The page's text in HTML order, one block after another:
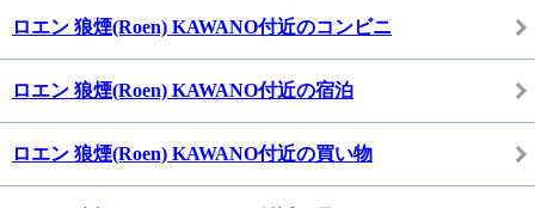
ロエン 狼煙(Roen) KAWANO付近のコンビニ
ロエン 狼煙(Roen) KAWANO付近の宿泊
ロエン 狼煙(Roen) KAWANO付近の買い物